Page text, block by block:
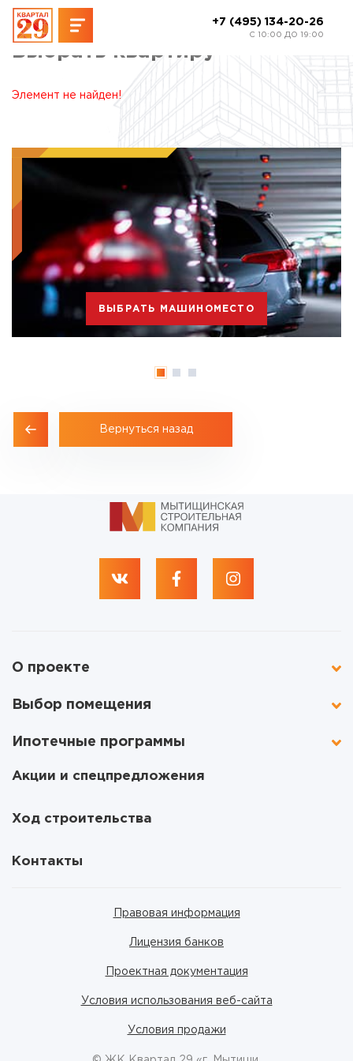
+7 (495) 134-20-26
C 10:00 ДО 19:00
Выбрать квартиру
Элемент не найден!
ВЫБРАТЬ МАШИНОМЕСТО
Вернуться назад
О проекте
Выбор помещения
Ипотечные программы
Акции и спецпредложения
Ход строительства
Контакты
Правовая информация
Лицензия банков
Проектная документация
Условия использования веб-сайта
Условия продажи